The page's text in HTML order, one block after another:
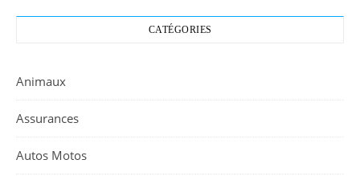
CATÉGORIES
Animaux
Assurances
Autos Motos